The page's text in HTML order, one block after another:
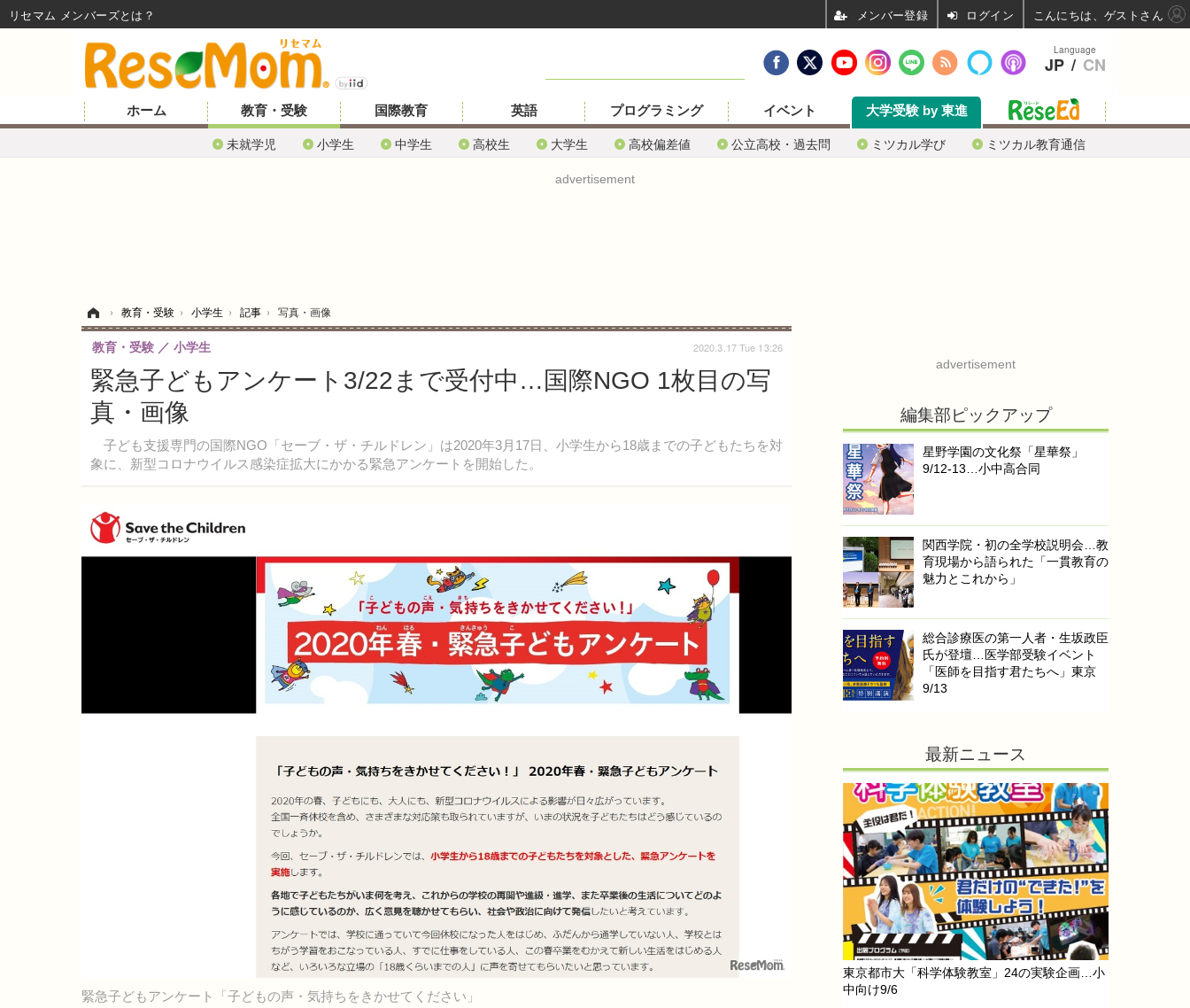
ホーム 教育・受験
未就学児 小学生 中学生 高校生 大学生 高校偏差値 公立高校・過去問 ミツカル学び ミツカル教育通信
国際教育 英語 プログラミング イベント 大学受験 by 東進
advertisement
› 教育・受験 › 小学生 › 記事 › 写真・画像
緊急子どもアンケート3/22まで受付中…国際NGO 1枚目の写
真・画像
子ども支援専門の国際NGO「セーブ・ザ・チルドレン」は2020年3月17日、小学生から18歳までの子どもたちを対
象に、新型コロナウイルス感染症拡大にかかる緊急アンケートを開始した。
教育・受験 小学生 2020.3.17 Tue 13:26
緊急子どもアンケート「子どもの声・気持ちをきかせてください」
advertisement
編集部ピックアップ
星野学園の文化祭「星華祭」
9/12-13…小中高合同
関西学院・初の全学校説明会…教
育現場から語られた「一貫教育の
魅力とこれから」
総合診療医の第一人者・生坂政臣
氏が登壇…医学部受験イベント
「医師を目指す君たちへ」東京
9/13
最新ニュース
東京都市大「科学体験教室」24の実験企画…小
中向け9/6
Language
JP / CN
リセマム メンバーズ ログイン こんにちは、ゲストさん